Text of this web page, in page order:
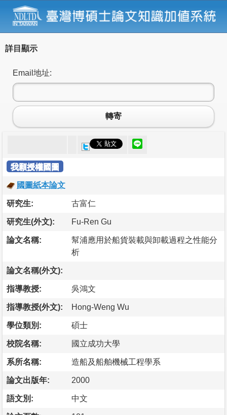
詳目顯示
Email地址:
轉寄
我願授權國圖
國圖紙本論文
研究生: 古富仁
研究生(外文): Fu-Ren Gu
論文名稱:
幫浦應用於船貨裝載與卸載過程之性能分
析
論文名稱(外文):
指導教授: 吳鴻文
指導教授(外文): Hong-Weng Wu
學位類別: 碩士
校院名稱: 國立成功大學
系所名稱: 造船及船舶機械工程學系
論文出版年: 2000
語文別: 中文